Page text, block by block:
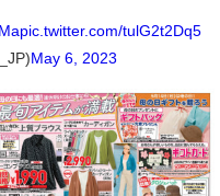
pic.twitter.com/tulG2t2Dq5
May 6, 2023